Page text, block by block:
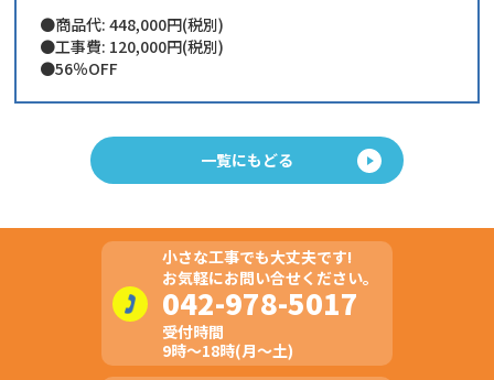
商品代: 448,000円(税別)
工事費: 120,000円(税別)
56％OFF
一覧にもどる
小さな工事でも大丈夫です!
お気軽にお問い合せください。
042-978-5017
受付時間
9時～18時(月～土)